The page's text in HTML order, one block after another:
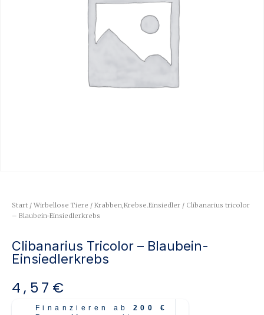
Start / Wirbellose Tiere / Krabben,Krebse.Einsiedler / Clibanarius tricolor
– Blaubein-Einsiedlerkrebs
Clibanarius Tricolor – Blaubein-
Einsiedlerkrebs
4,57 €